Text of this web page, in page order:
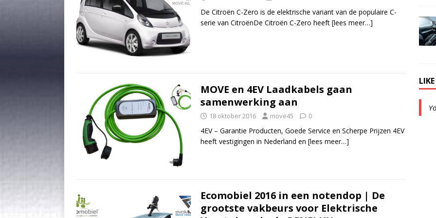
De Citroën C-Zero is de elektrische variant van de populaire C-
serie van CitroënDe Citroën C-Zero heeft [lees meer…]
MOVE en 4EV Laadkabels gaan
samenwerking aan
18 oktober 2016 move45 0
4EV – Garantie Producten, Goede Service en Scherpe Prijzen 4EV
heeft vestigingen in Nederland en [lees meer…]
Ecomobiel 2016 in een notendop | De
grootste vakbeurs voor Elektrische